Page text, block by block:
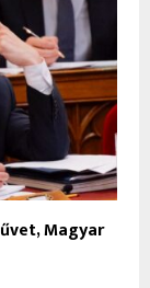
Magyar